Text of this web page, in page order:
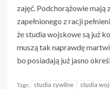
zajęć. Podchorążowie mają
zapełnionego z racji
że studia wojskowe są już
muszą tak naprawdę
bo posiadają już jasno
Tags: studia cywilne studia